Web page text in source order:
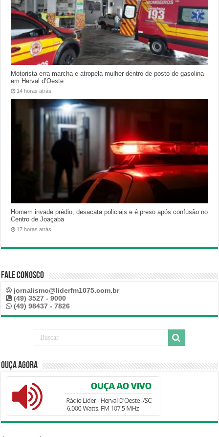
Motorista erra marcha e atropela mulher dentro de posto de gasolina
em Herval d’Oeste
14 horas atrás
Homem invade prédio, desacata policiais e é preso após confusão no
Centro de Joaçaba
17 horas atrás
Fale Conosco
jornalismo@liderfm1075.com.br
(49) 3527 - 9000
(49) 98437 - 7826
Ouça Agora